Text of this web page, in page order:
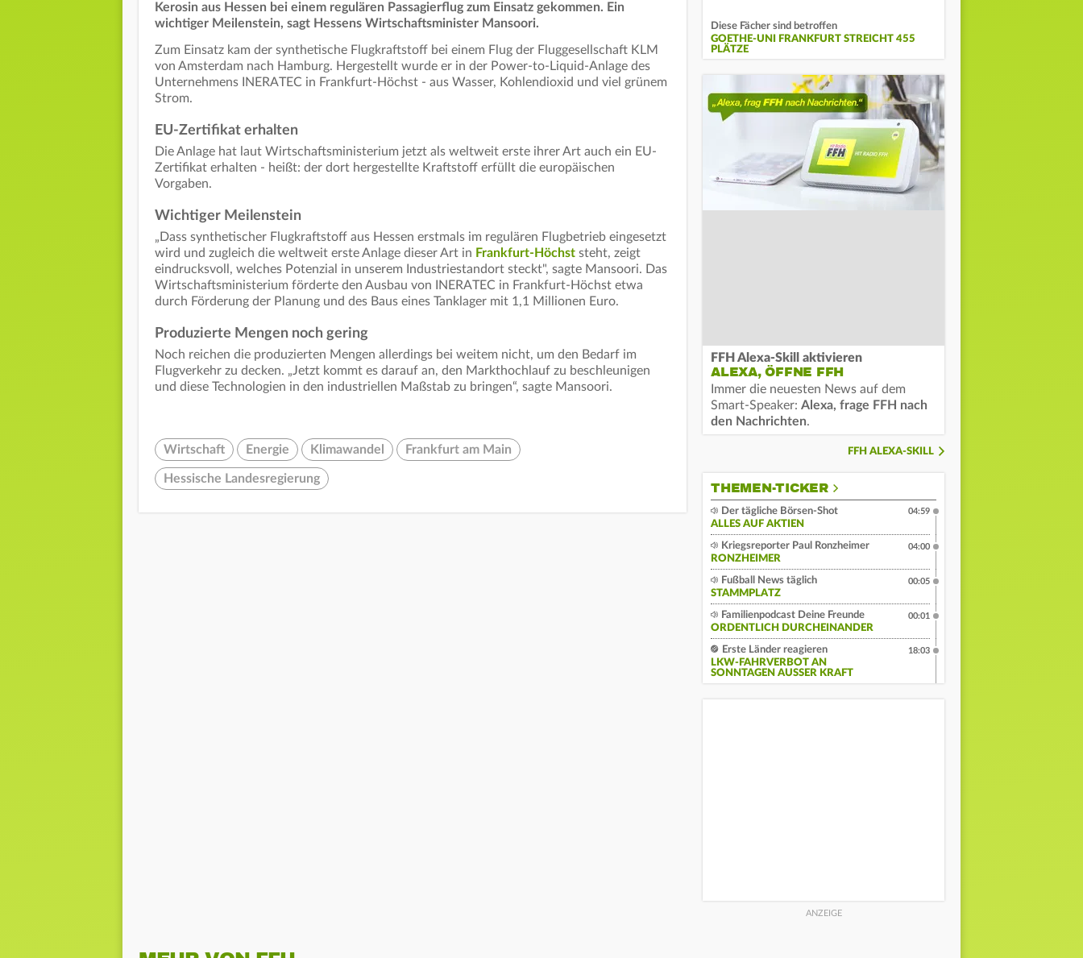
Kerosin aus Hessen bei einem regulären Passagierflug zum Einsatz gekommen. Ein
wichtiger Meilenstein, sagt Hessens Wirtschaftsminister Mansoori.
Zum Einsatz kam der synthetische Flugkraftstoff bei einem Flug der Fluggesellschaft KLM
von Amsterdam nach Hamburg. Hergestellt wurde er in der Power-to-Liquid-Anlage des
Unternehmens INERATEC in Frankfurt-Höchst - aus Wasser, Kohlendioxid und viel grünem
Strom.
EU-Zertifikat erhalten
Die Anlage hat laut Wirtschaftsministerium jetzt als weltweit erste ihrer Art auch ein EU-
Zertifikat erhalten - heißt: der dort hergestellte Kraftstoff erfüllt die europäischen
Vorgaben.
Wichtiger Meilenstein
„Dass synthetischer Flugkraftstoff aus Hessen erstmals im regulären Flugbetrieb eingesetzt
wird und zugleich die weltweit erste Anlage dieser Art in Frankfurt-Höchst steht, zeigt
eindrucksvoll, welches Potenzial in unserem Industriestandort steckt", sagte Mansoori. Das
Wirtschaftsministerium förderte den Ausbau von INERATEC in Frankfurt-Höchst etwa
durch Förderung der Planung und des Baus eines Tanklager mit 1,1 Millionen Euro.
Produzierte Mengen noch gering
Noch reichen die produzierten Mengen allerdings bei weitem nicht, um den Bedarf im
Flugverkehr zu decken. „Jetzt kommt es darauf an, den Markthochlauf zu beschleunigen
und diese Technologien in den industriellen Maßstab zu bringen“, sagte Mansoori.
Wirtschaft Energie Klimawandel Frankfurt am Main
Hessische Landesregierung
Diese Fächer sind betroffen
GOETHE-UNI FRANKFURT STREICHT 455
PLÄTZE
FFH Alexa-Skill aktivieren
ALEXA, ÖFFNE FFH
Immer die neuesten News auf dem
Smart-Speaker: Alexa, frage FFH nach
den Nachrichten.
FFH ALEXA-SKILL
THEMEN-TICKER
Der tägliche Börsen-Shot
ALLES AUF AKTIEN
04:59
Kriegsreporter Paul Ronzheimer
RONZHEIMER
04:00
Fußball News täglich
STAMMPLATZ
00:05
Familienpodcast Deine Freunde
ORDENTLICH DURCHEINANDER
00:01
Erste Länder reagieren
LKW-FAHRVERBOT AN
SONNTAGEN AUSSER KRAFT
18:03